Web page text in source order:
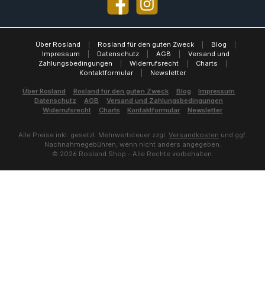
Facebook Instagram
Über Rosland Rosland für den guten Zweck Blog
Impressum
Datenschutz AGB
Versand und
Zahlungsbedingungen
Widerrufsrecht Charts
Kontaktformular
Newsletter
Über Rosland Rosland für den guten Zweck Blog
Impressum
Datenschutz
AGB
Versand und Zahlungsbedingungen
Widerrufsrecht
Charts Kontaktformular Newsletter
Alle Preise inkl. gesetzl. Mehrwertsteuer zzgl. Versandkosten und ggf.
Nachnahmegebühren, wenn nicht anders angegeben.
© 2026 Rosland Shop - Alle Rechte vorbehalten.